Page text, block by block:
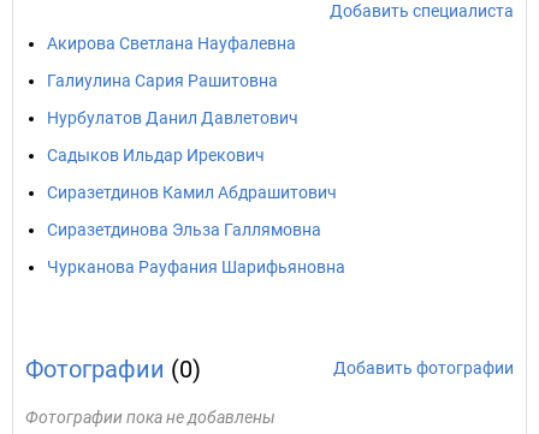
Добавить специалиста
Акирова Светлана Науфалевна
Галиулина Сария Рашитовна
Нурбулатов Данил Давлетович
Садыков Ильдар Ирекович
Сиразетдинов Камил Абдрашитович
Сиразетдинова Эльза Галлямовна
Чурканова Рауфания Шарифьяновна
Фотографии (0) Добавить фотографии
Фотографии пока не добавлены